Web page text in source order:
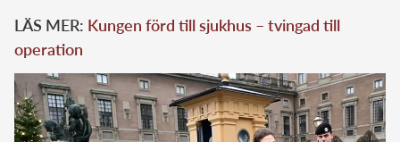
LÄS MER: Kungen förd till sjukhus – tvingad till
operation